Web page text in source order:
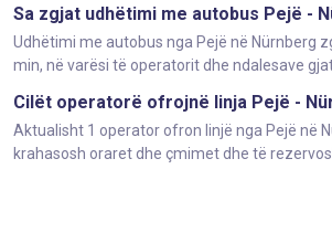
Sa zgjat udhëtimi me autobus Pejë -
Udhëtimi me autobus nga Pejë në Nürnberg
min, në varësi të operatorit dhe ndalesave
Cilët operatorë ofrojnë linja Pejë -
Aktualisht 1 operator ofron linjë nga Pejë në
krahasosh oraret dhe çmimet dhe të